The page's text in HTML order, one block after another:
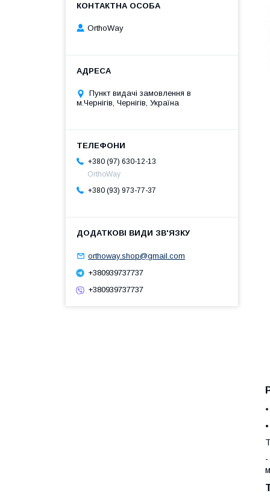
-
OrthoWay
Пункт видачі замовлення в
м.Чернігів, Чернігів, Україна
+380 (97) 630-12-13
OrthoWay
+380 (93) 973-77-37
orthoway.shop@gmail.com
+380939737737
+380939737737